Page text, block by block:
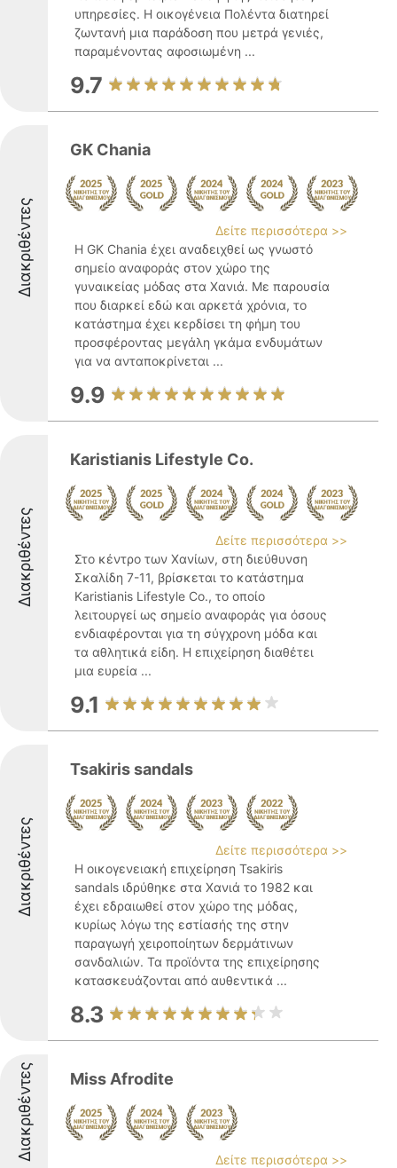
υπηρεσίες. Η οικογένεια Πολέντα διατηρεί
ζωντανή μια παράδοση που μετρά γενιές,
παραμένοντας αφοσιωμένη ...
9.7
Διακριθέντες
GK Chania
Δείτε περισσότερα >>
Η GK Chania έχει αναδειχθεί ως γνωστό
σημείο αναφοράς στον χώρο της
γυναικείας μόδας στα Χανιά. Με παρουσία
που διαρκεί εδώ και αρκετά χρόνια, το
κατάστημα έχει κερδίσει τη φήμη του
προσφέροντας μεγάλη γκάμα ενδυμάτων
για να ανταποκρίνεται ...
9.9
Διακριθέντες
Karistianis Lifestyle Co.
Δείτε περισσότερα >>
Στο κέντρο των Χανίων, στη διεύθυνση
Σκαλίδη 7-11, βρίσκεται το κατάστημα
Karistianis Lifestyle Co., το οποίο
λειτουργεί ως σημείο αναφοράς για όσους
ενδιαφέρονται για τη σύγχρονη μόδα και
τα αθλητικά είδη. Η επιχείρηση διαθέτει
μια ευρεία ...
9.1
Διακριθέντες
Tsakiris sandals
Δείτε περισσότερα >>
Η οικογενειακή επιχείρηση Tsakiris
sandals ιδρύθηκε στα Χανιά το 1982 και
έχει εδραιωθεί στον χώρο της μόδας,
κυρίως λόγω της εστίασής της στην
παραγωγή χειροποίητων δερμάτινων
σανδαλιών. Τα προϊόντα της επιχείρησης
κατασκευάζονται από αυθεντικά ...
8.3
Διακριθέντες Miss Afrodite
Δείτε περισσότερα >>